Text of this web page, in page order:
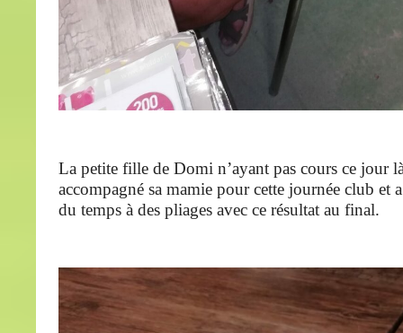
La petite fille de Domi n’ayant pas cours ce jour
accompagné sa mamie pour cette journée club et
du temps à des pliages avec ce résultat au final.